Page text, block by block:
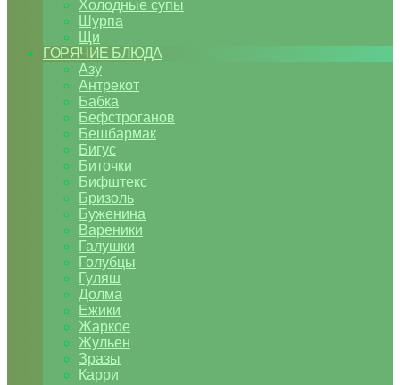
Холодные супы
Шурпа
Щи
ГОРЯЧИЕ БЛЮДА
Азу
Антрекот
Бабка
Бефстроганов
Бешбармак
Бигус
Биточки
Бифштекс
Бризоль
Буженина
Вареники
Галушки
Голубцы
Гуляш
Долма
Ежики
Жаркое
Жульен
Зразы
Карри